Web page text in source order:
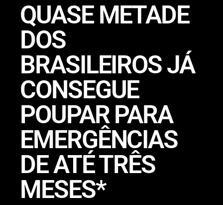
QUASE METADE
DOS
BRASILEIROS JÁ
CONSEGUE
POUPAR PARA
EMERGÊNCIAS
DE ATÉ TRÊS
MESES*